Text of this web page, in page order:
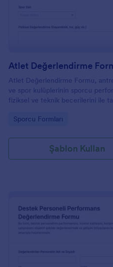
Atlet Değerlendirme
Atlet Değerlendirme Formu,
ve spor kulüplerinin sporcu
fiziksel ve teknik becerilerini ile
takip etmesini sağlar.
Go to Category:
Sporcu Formları
Şablon Kullan